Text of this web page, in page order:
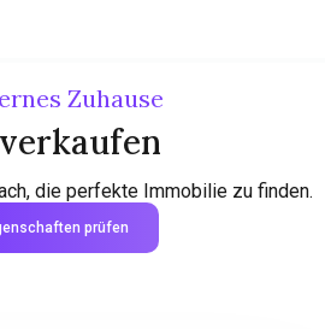
Zuhause
die perfekte Immobilie zu finden.
prüfen